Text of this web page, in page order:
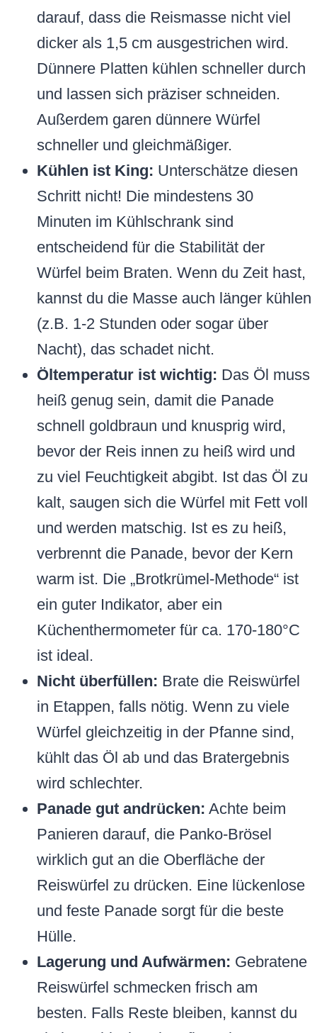
darauf, dass die Reismasse nicht viel
dicker als 1,5 cm ausgestrichen wird.
Dünnere Platten kühlen schneller durch
und lassen sich präziser schneiden.
Außerdem garen dünnere Würfel
schneller und gleichmäßiger.
Kühlen ist King: Unterschätze diesen
Schritt nicht! Die mindestens 30
Minuten im Kühlschrank sind
entscheidend für die Stabilität der
Würfel beim Braten. Wenn du Zeit hast,
kannst du die Masse auch länger kühlen
(z.B. 1-2 Stunden oder sogar über
Nacht), das schadet nicht.
Öltemperatur ist wichtig: Das Öl muss
heiß genug sein, damit die Panade
schnell goldbraun und knusprig wird,
bevor der Reis innen zu heiß wird und
zu viel Feuchtigkeit abgibt. Ist das Öl zu
kalt, saugen sich die Würfel mit Fett voll
und werden matschig. Ist es zu heiß,
verbrennt die Panade, bevor der Kern
warm ist. Die „Brotkrümel-Methode“ ist
ein guter Indikator, aber ein
Küchenthermometer für ca. 170-180°C
ist ideal.
Nicht überfüllen: Brate die Reiswürfel
in Etappen, falls nötig. Wenn zu viele
Würfel gleichzeitig in der Pfanne sind,
kühlt das Öl ab und das Bratergebnis
wird schlechter.
Panade gut andrücken: Achte beim
Panieren darauf, die Panko-Brösel
wirklich gut an die Oberfläche der
Reiswürfel zu drücken. Eine lückenlose
und feste Panade sorgt für die beste
Hülle.
Lagerung und Aufwärmen: Gebratene
Reiswürfel schmecken frisch am
besten. Falls Reste bleiben, kannst du